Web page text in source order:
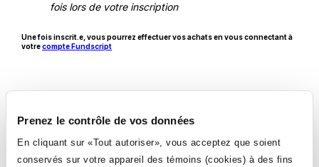
Prenez le contrôle de vos données
En cliquant sur «Tout autoriser», vous acceptez que soient
conservés sur votre appareil des témoins (cookies) à des fins
fois lors de votre inscription
Une fois inscrit.e, vous pourrez effectuer vos achats en vous connectant à
votrecompte FundscriptCe
nouvelle
paiement
de paiement)